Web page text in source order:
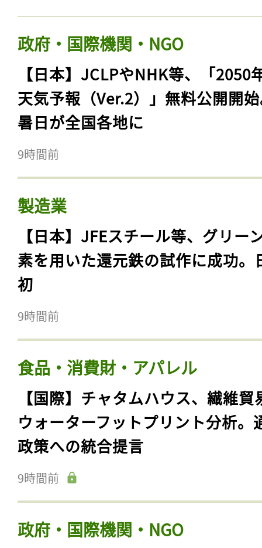
政府・国際機関・NGO
【日本】JCLPやNHK等、「2050
天気予報（Ver.2）」無料公開開
暑日が全国各地に
9時間前
製造業
【日本】JFEスチール等、グリー
素を用いた還元鉄の試作に成功。
初
9時間前
食品・消費財・アパレル
【国際】チャタムハウス、繊維貿
ウォーターフットプリント分析。
政策への統合提言
9時間前
政府・国際機関・NGO